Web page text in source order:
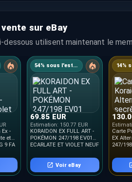
sur eBay
dessous utilisent maintenant le
-
et
9 FA
54% sous l'estimation
69.85 EUR
Estimation: 150.77 EUR
KORAIDON EX FULL ART -
POKÉMON 247/198 EV01
ECARLATE ET VIOLET NEUF
Voir eBay
Carte
EX
247/